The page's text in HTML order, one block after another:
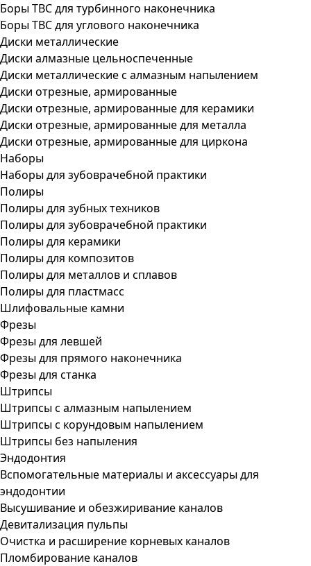
Боры ТВС для турбинного наконечника
Боры ТВС для углового наконечника
Диски металлические
Диски алмазные цельноспеченные
Диски металлические с алмазным напылением
Диски отрезные, армированные
Диски отрезные, армированные для керамики
Диски отрезные, армированные для металла
Диски отрезные, армированные для циркона
Наборы
Наборы для зубоврачебной практики
Полиры
Полиры для зубных техников
Полиры для зубоврачебной практики
Полиры для керамики
Полиры для композитов
Полиры для металлов и сплавов
Полиры для пластмасс
Шлифовальные камни
Фрезы
Фрезы для левшей
Фрезы для прямого наконечника
Фрезы для станка
Штрипсы
Штрипсы c алмазным напылением
Штрипсы c корундовым напылением
Штрипсы без напыления
Эндодонтия
Вспомогательные материалы и аксессуары для
эндодонтии
Высушивание и обезжиривание каналов
Девитализация пульпы
Очистка и расширение корневых каналов
Пломбирование каналов